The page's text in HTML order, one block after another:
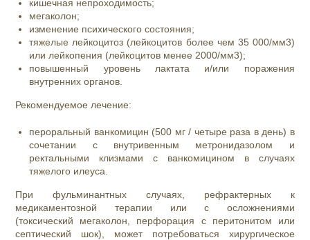
кишечная непроходимость;
мегаколон;
изменение психического состояния;
тяжелые лейкоцитоз (лейкоцитов более чем 35 000/мм3)
или лейкопения (лейкоцитов менее 2000/мм3);
повышенный уровень лактата и/или поражения
внутренних органов.
Рекомендуемое лечение:
пероральный ванкомицин (500 мг / четыре раза в день) в
сочетании с внутривенным метронидазолом и
ректальными клизмами с ванкомицином в случаях
тяжелого илеуса.
При фульминантных случаях, рефрактерных к
медикаментозной терапии или с осложнениями
(токсический мегаколон, перфорация с перитонитом или
септический шок), может потребоваться хирургическое